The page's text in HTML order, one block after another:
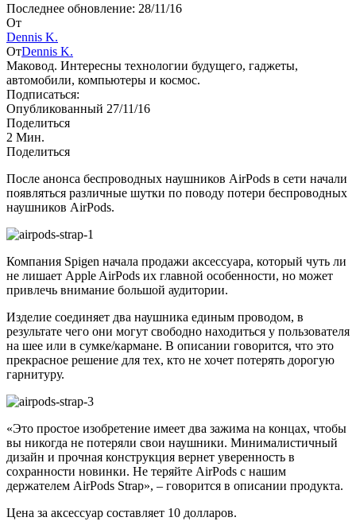
Последнее обновление: 28/11/16
От
Dennis K.
ОтDennis K.
Маковод. Интересны технологии будущего, гаджеты,
автомобили, компьютеры и космос.
Подписаться:
Опубликованный 27/11/16
Поделиться
2 Мин.
Поделиться
После анонса беспроводных наушников AirPods в сети начали
появляться различные шутки по поводу потери беспроводных
наушников AirPods.
Компания Spigen начала продажи аксессуара, который чуть ли
не лишает Apple AirPods их главной особенности, но может
привлечь внимание большой аудитории.
Изделие соединяет два наушника единым проводом, в
результате чего они могут свободно находиться у пользователя
на шее или в сумке/кармане. В описании говорится, что это
прекрасное решение для тех, кто не хочет потерять дорогую
гарнитуру.
«Это простое изобретение имеет два зажима на концах, чтобы
вы никогда не потеряли свои наушники. Минималистичный
дизайн и прочная конструкция вернет уверенность в
сохранности новинки. Не теряйте AirPods с нашим
держателем AirPods Strap», – говорится в описании продукта.
Цена за аксессуар составляет 10 долларов.